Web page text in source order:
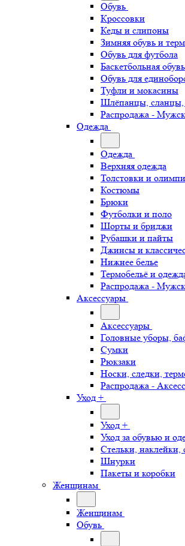
Обувь
Кроссовки
Кеды и слипоны
Зимняя обувь и
Обувь для футбола
Баскетбольная обувь
Обувь для
Туфли и мокасины
Шлёпанцы, сланцы,
Распродажа -
Одежда
Одежда
Верхняя одежда
Толстовки и
Костюмы
Брюки
Футболки и поло
Шорты и бриджи
Рубашки и пайты
Джинсы и
Нижнее белье
Термобельё и
Распродажа -
Аксессуары
Аксессуары
Головные уборы,
Сумки
Рюкзаки
Носки, следки,
Распродажа -
Уход +
Уход +
Уход за обувью и
Стельки, наклейки,
Шнурки
Пакеты и коробки
Женщинам
Женщинам
Обувь